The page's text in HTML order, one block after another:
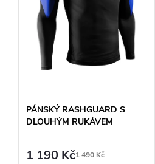
PÁNSKÝ RASHGUARD S
DLOUHÝM RUKÁVEM
1 190 Kč1 490 Kč